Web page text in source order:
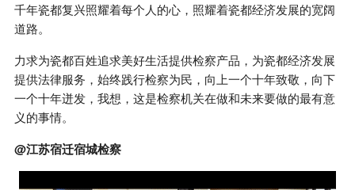
千年瓷都复兴照耀着每个人的心，照耀着瓷都经济发展的宽阔
道路。
力求为瓷都百姓追求美好生活提供检察产品，为瓷都经济发展
提供法律服务，始终践行检察为民，向上一个十年致敬，向下
一个十年迸发，我想，这是检察机关在做和未来要做的最有意
义的事情。
@江苏宿迁宿城检察